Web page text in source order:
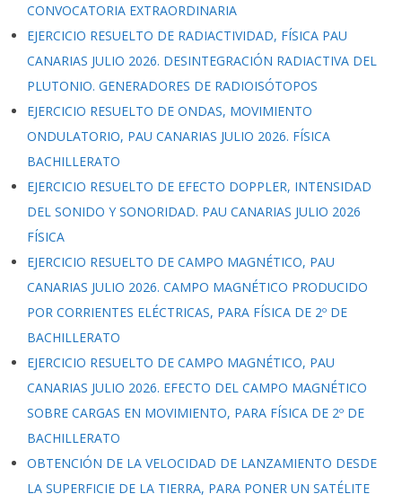
CONVOCATORIA EXTRAORDINARIA
EJERCICIO RESUELTO DE RADIACTIVIDAD, FÍSICA PAU
CANARIAS JULIO 2026. DESINTEGRACIÓN RADIACTIVA DEL
PLUTONIO. GENERADORES DE RADIOISÓTOPOS
EJERCICIO RESUELTO DE ONDAS, MOVIMIENTO
ONDULATORIO, PAU CANARIAS JULIO 2026. FÍSICA
BACHILLERATO
EJERCICIO RESUELTO DE EFECTO DOPPLER, INTENSIDAD
DEL SONIDO Y SONORIDAD. PAU CANARIAS JULIO 2026
FÍSICA
EJERCICIO RESUELTO DE CAMPO MAGNÉTICO, PAU
CANARIAS JULIO 2026. CAMPO MAGNÉTICO PRODUCIDO
POR CORRIENTES ELÉCTRICAS, PARA FÍSICA DE 2º DE
BACHILLERATO
EJERCICIO RESUELTO DE CAMPO MAGNÉTICO, PAU
CANARIAS JULIO 2026. EFECTO DEL CAMPO MAGNÉTICO
SOBRE CARGAS EN MOVIMIENTO, PARA FÍSICA DE 2º DE
BACHILLERATO
OBTENCIÓN DE LA VELOCIDAD DE LANZAMIENTO DESDE
LA SUPERFICIE DE LA TIERRA, PARA PONER UN SATÉLITE